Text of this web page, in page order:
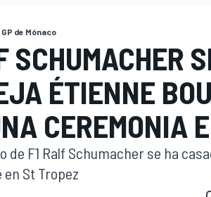
GP de Mónaco
SCHUMACHER
ÉTIENNE
CEREMONIA
de F1 Ralf Schumacher se ha
en St Tropez